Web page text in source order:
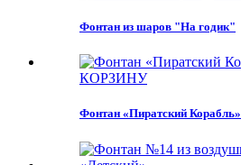
Фонтан из шаров "На годик"
КОРЗИНУ
Фонтан «Пиратский Корабль»